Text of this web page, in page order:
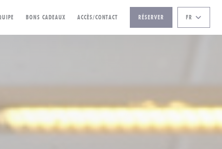
BONS CADEAUX((OUVRE UNE NOUVELLE FENÊTRE))
ACCÈS/CONTACT RÉSERVER FR